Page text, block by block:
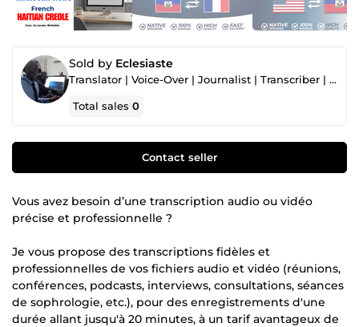
Sold by Eclesiaste
Translator | Voice-Over | Journalist | Transcriber | Transcreator | Social Media Manager
Total sales0
Contact seller
Vous avez besoin d’une transcription audio ou vidéo
précise et professionnelle ?
Je vous propose des transcriptions fidèles et
professionnelles de vos fichiers audio et vidéo (réunions,
conférences, podcasts, interviews, consultations, séances
de sophrologie, etc.), pour des enregistrements d'une
durée allant jusqu'à 20 minutes, à un tarif avantageux de